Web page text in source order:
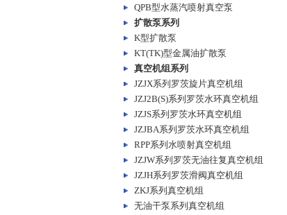
QPB型水蒸汽喷射真空泵
扩散泵系列
K型扩散泵
KT(TK)型金属油扩散泵
真空机组系列
JZJX系列罗茨旋片真空机组
JZJ2B(S)系列罗茨水环真空机组
JZJS系列罗茨水环真空机组
JZJBA系列罗茨水环真空机组
RPP系列水喷射真空机组
JZJW系列罗茨无油往复真空机组
JZJH系列罗茨滑阀真空机组
ZKJ系列真空机组
无油干泵系列真空机组